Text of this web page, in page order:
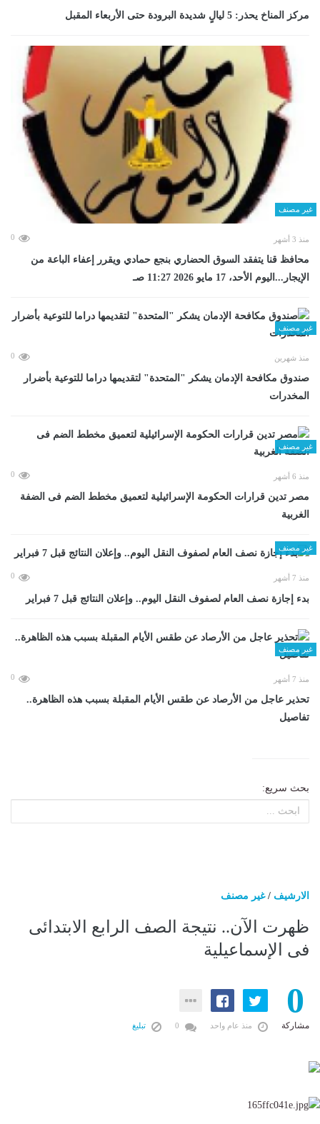
مركز المناخ يحذر: 5 ليالٍ شديدة البرودة حتى الأربعاء المقبل
غير مصنف
منذ 3 أشهر 0
محافظ قنا يتفقد السوق الحضاري بنجع حمادي ويقرر إعفاء الباعة من
الإيجار...اليوم الأحد، 17 مايو 2026 11:27 صـ
غير مصنف
منذ شهرين 0
صندوق مكافحة الإدمان يشكر "المتحدة" لتقديمها دراما للتوعية بأضرار
المخدرات
غير مصنف
منذ 6 أشهر 0
مصر تدين قرارات الحكومة الإسرائيلية لتعميق مخطط الضم فى الضفة
الغربية
غير مصنف
منذ 7 أشهر 0
بدء إجازة نصف العام لصفوف النقل اليوم.. وإعلان النتائج قبل 7 فبراير
غير مصنف
منذ 7 أشهر 0
تحذير عاجل من الأرصاد عن طقس الأيام المقبلة بسبب هذه الظاهرة..
تفاصيل
بحث سريع:
الارشيف /غير مصنف
ظهرت الآن.. نتيجة الصف الرابع الابتدائى
فى الإسماعيلية
0
مشاركة منذ عام واحد تبليغ